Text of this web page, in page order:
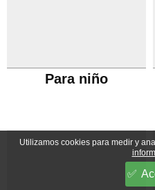
Para niño
Utilizamos cookies para medir y